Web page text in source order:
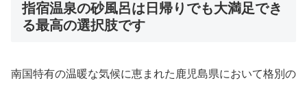
指宿温泉の砂風呂は日帰りでも大満足でき
る最高の選択肢です
南国特有の温暖な気候に恵まれた鹿児島県において格別の